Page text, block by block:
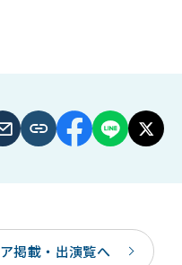
掲載・出演覧へ